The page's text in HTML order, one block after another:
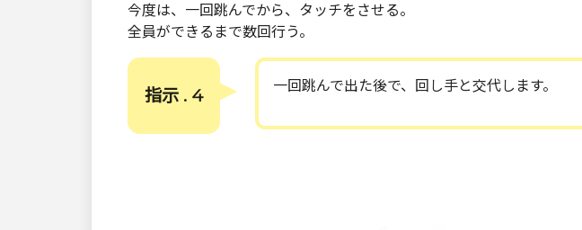
今度は、一回跳んでから、タッチをさせる。
全員ができるまで数回行う。
指示 . 4 一回跳んで出た後で、回し手と交代します。